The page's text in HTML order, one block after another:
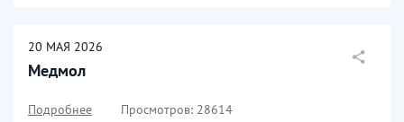
20 МАЯ 2026
Медмол
Подробнее Просмотров: 28614